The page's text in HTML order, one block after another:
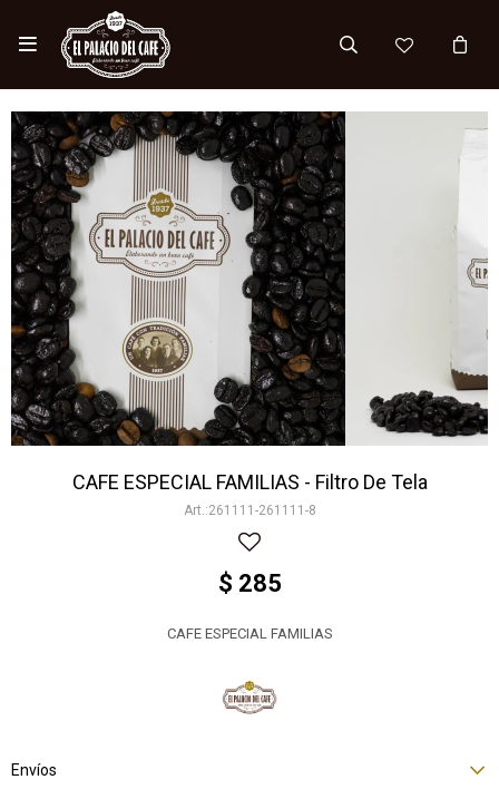

CAFE ESPECIAL FAMILIAS - Filtro De Tela
261111-261111-8
$ 285
CAFE ESPECIAL FAMILIAS
Envíos